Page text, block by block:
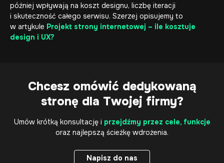
później wpływają na koszt designu, liczbę iteracji
i skuteczność całego serwisu. Szerzej opisujemy to
w artykule Projekt strony internetowej – ile kosztuje
design i UX?
Chcesz omówić dedykowaną
stronę dla Twojej firmy?
Umów krótką konsultację i przejdźmy przez cele, funkcje
oraz najlepszą ścieżkę wdrożenia.
Napisz do nas